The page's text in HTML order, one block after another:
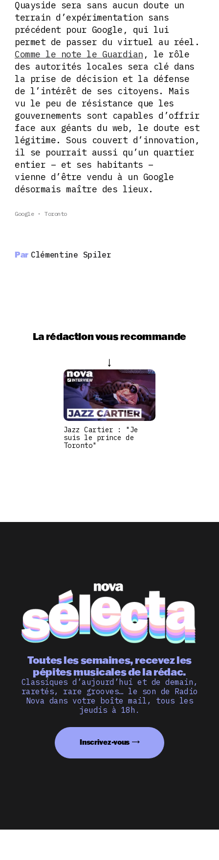
Quayside sera sans aucun doute un
terrain d’expérimentation sans
précédent pour Google, qui lui
permet de passer du virtuel au réel.
Comme le note le Guardian , le rôle
des autorités locales sera clé dans
la prise de décision et la défense
de l’intérêt de ses citoyens. Mais
vu le peu de résistance que les
gouvernements sont capables d’offrir
face aux géants du web, le doute est
légitime. Sous couvert d’innovation,
il se pourrait aussi qu’un quartier
entier – et ses habitants –
vienne d’être vendu à un Google
désormais maître des lieux.
Google Toronto
Par Clémentine Spiler
La rédaction vous recommande
Jazz Cartier : "Je
suis le prince de
Toronto"
Toutes les semaines, recevez les
pépites musicales de la rédac.
Classiques d’aujourd’hui et de demain,
raretés, rare grooves… le son de Radio
Nova dans votre boîte mail, tous les
jeudis à 18h.
Inscrivez-vous